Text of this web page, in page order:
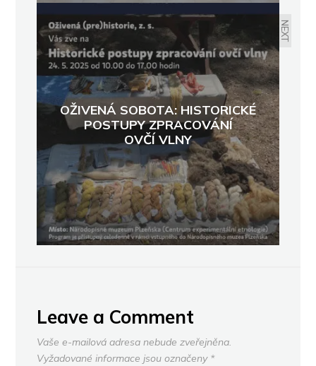
NEXT
OŽIVENÁ SOBOTA: HISTORICKÉ
POSTUPY ZPRACOVÁNÍ
OVČÍ VLNY
Leave a Comment
Vaše e-mailová adresa nebude zveřejněna.
Vyžadované informace jsou označeny *